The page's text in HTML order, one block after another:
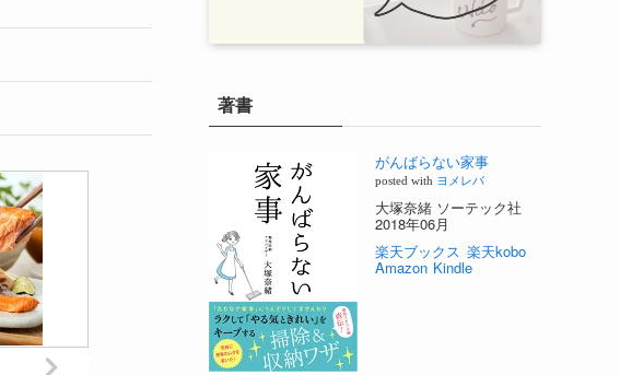
著書
がんばらない家事
posted with ヨメレバ
大塚奈緒 ソーテック社
2018年06月
楽天ブックス 楽天kobo
Amazon Kindle